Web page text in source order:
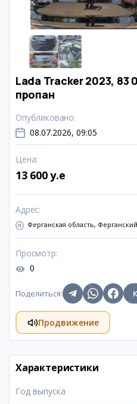
Lada Tracker 2023, 83
пропан
Опубликовано:
08.07.2026, 09:05
Цена:
13 600 y.e
Адрес:
Ферганская область,
Просмотр:
0
Поделиться:
Продвижение
Характеристики
Год выпуска